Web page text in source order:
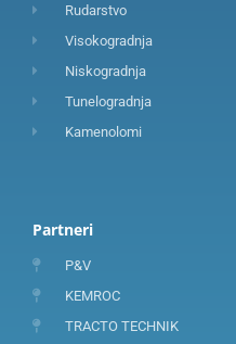
Rudarstvo
Visokogradnja
Niskogradnja
Tunelogradnja
Kamenolomi
Partneri
P&V
KEMROC
TRACTO TECHNIK